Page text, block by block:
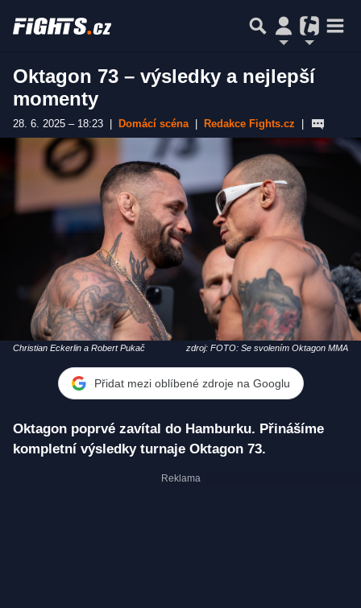
Oktagon 73 – výsledky a nejlepší
momenty
28. 6. 2025 – 18:23 Domácí scéna Redakce Fights.cz
Christian Eckerlin a Robert Pukač zdroj: FOTO: Se svolením Oktagon MMA
Přidat mezi oblíbené zdroje na Googlu
Oktagon poprvé zavítal do Hamburku. Přinášíme
kompletní výsledky turnaje Oktagon 73.